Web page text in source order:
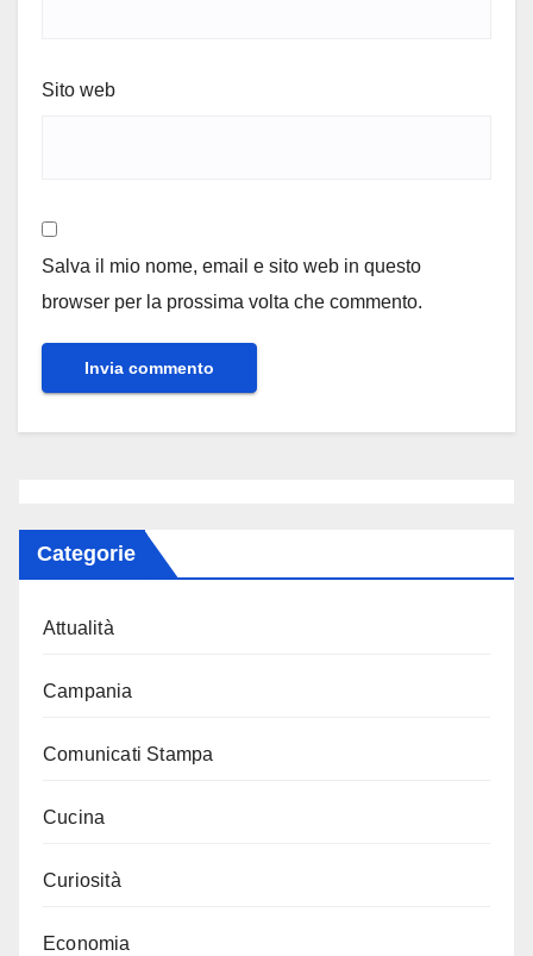
Sito web
Salva il mio nome, email e sito web in questo
browser per la prossima volta che commento.
Categorie
Attualità
Campania
Comunicati Stampa
Cucina
Curiosità
Economia